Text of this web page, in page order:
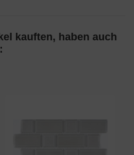
kauften, haben auch